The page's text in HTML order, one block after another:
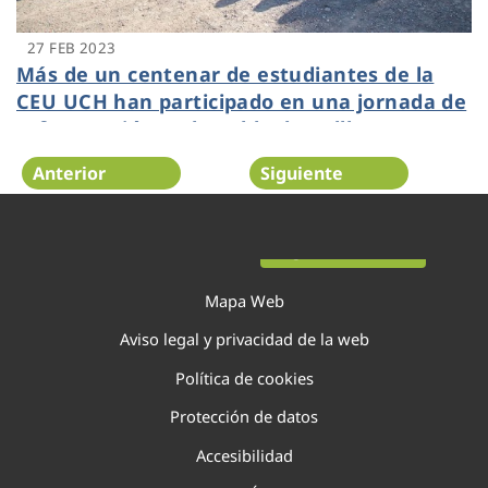
27 FEB 2023
Más de un centenar de estudiantes de la
CEU UCH han participado en una jornada de
reforestación en la Pobla de Vallbona
Anterior Siguiente
Mapa Web
Aviso legal y privacidad de la web
Política de cookies
Protección de datos
Accesibilidad